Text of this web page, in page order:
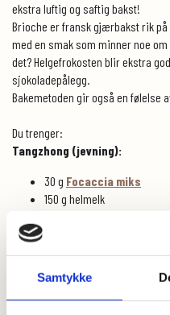
Samtykke
ekstra luftig og saftig bakst!
Brioche er fransk gjærbakst rik
med en smak som minner noe
det? Helgefrokosten blir ekstra
sjokoladepålegg.
Bakemetoden gir også en følelse
Du trenger:
Tangzhong (jevning):
30 g Focaccia miks
150 g helmelk
Brioche:
400 gFocaccia miks
2 ts tørrgjær